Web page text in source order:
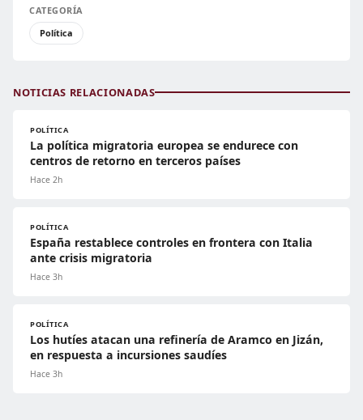
CATEGORÍA
Política
NOTICIAS RELACIONADAS
POLÍTICA
La política migratoria europea se endurece con
centros de retorno en terceros países
Hace 2h
POLÍTICA
España restablece controles en frontera con Italia
ante crisis migratoria
Hace 3h
POLÍTICA
Los hutíes atacan una refinería de Aramco en Jizán,
en respuesta a incursiones saudíes
Hace 3h